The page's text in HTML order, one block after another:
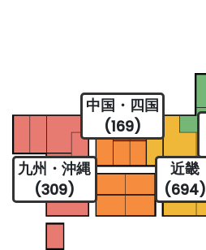
近畿
(694)
中国・四国
(169)
九州・沖縄
(309)